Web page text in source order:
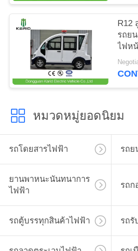
เป็น
R12
รถย
ไฟห
LED
หมวดหมู่ยอดนิยม
รถโดยสารไฟฟ้า รถย
ยานพาหนะนันทนาการ
ไฟฟ้า
รถก
รถตู้บรรทุกสินค้าไฟฟ้า รถรั